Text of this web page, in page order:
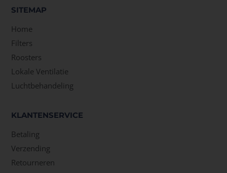
SITEMAP
Home
Filters
Roosters
Lokale Ventilatie
Luchtbehandeling
KLANTENSERVICE
Betaling
Verzending
Retourneren